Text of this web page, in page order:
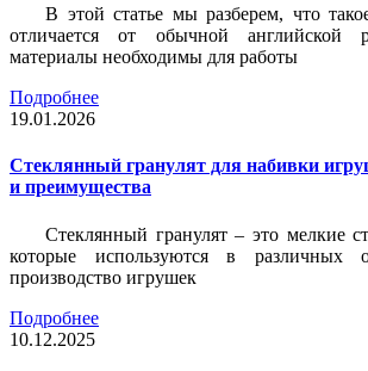
В этой статье мы разберем, что
отличается от обычной английской
материалы необходимы для работы
Подробнее
19.01.2026
Стеклянный гранулят для набивки
и преимущества
Стеклянный гранулят – это мелкие
которые используются в различных
производство игрушек
Подробнее
10.12.2025